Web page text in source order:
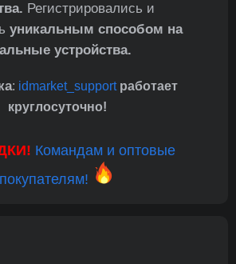
Регистрировались и
уникальным способом на
устройства.
: idmarket_support работает
круглосуточно!
Командам и оптовые
покупателям!